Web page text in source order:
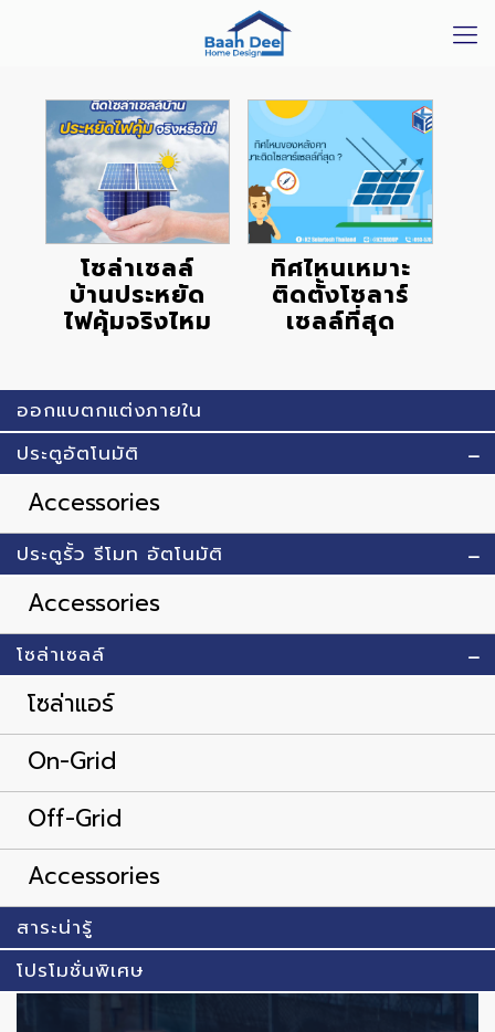
โซล่าเซลล์
บ้านประหยัด
ไฟคุ้มจริงไหม
ทิศไหนเหมาะ
ติดตั้งโซลาร์
เซลล์ที่สุด
ออกแบตกแต่งภายใน
ประตูอัตโนมัติ
Accessories
ประตูรั้ว รีโมท อัตโนมัติ
Accessories
โซล่าเซลล์
โซล่าแอร์
On-Grid
Off-Grid
Accessories
สาระน่ารู้
โปรโมชั่นพิเศษ